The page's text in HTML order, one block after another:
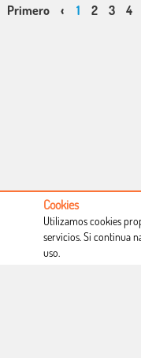
Primero ‹ 1 2 3 4
Condiciones de uso
Cookies
Utilizamos cookies
servicios. Si continua
uso.